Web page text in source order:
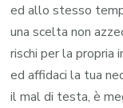
ed allo stesso
una scelta non
rischi per la propria
ed affidaci la tua
il mal di testa, è